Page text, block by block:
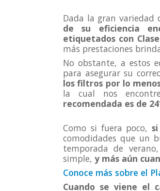
Dada la gran variedad
de su eficiencia
etiquetados con
más prestaciones
No obstante, a estos
para asegurar su
los filtros por lo
la cual nos
recomendada es de
Como si fuera poco,
comodidades que un
temporada de
simple, y más aún
Conoce más sobre el
Cuando se viene el